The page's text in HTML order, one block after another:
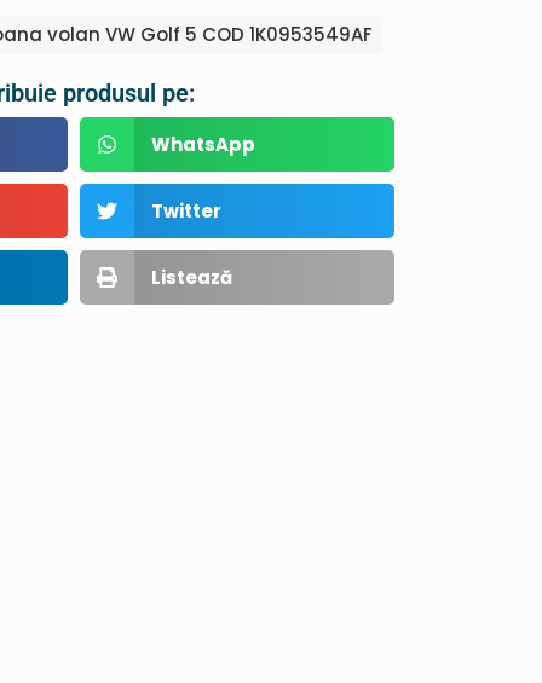
volan VW Golf 5 COD 1K0953549AF
produsul pe:
WhatsApp
Twitter
Listează